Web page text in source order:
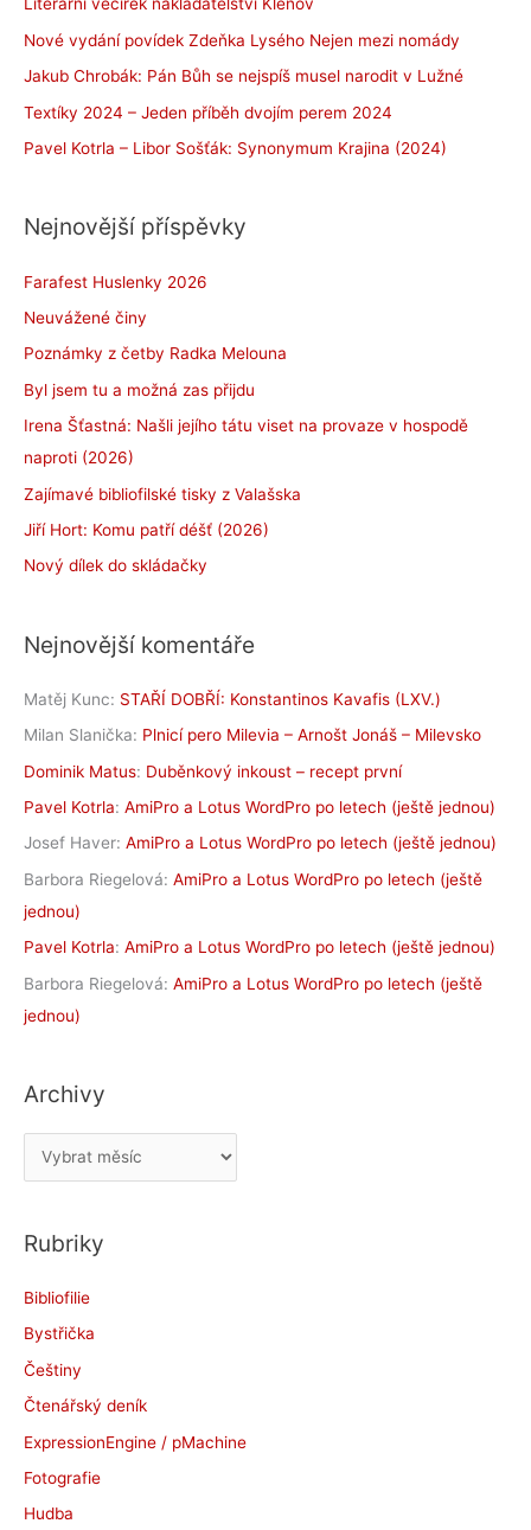
Literární večírek nakladatelství Klenov
Nové vydání povídek Zdeňka Lysého Nejen mezi nomády
Jakub Chrobák: Pán Bůh se nejspíš musel narodit v Lužné
Textíky 2024 – Jeden příběh dvojím perem 2024
Pavel Kotrla – Libor Sošťák: Synonymum Krajina (2024)
Nejnovější příspěvky
Farafest Huslenky 2026
Neuvážené činy
Poznámky z četby Radka Melouna
Byl jsem tu a možná zas přijdu
Irena Šťastná: Našli jejího tátu viset na provaze v hospodě
naproti (2026)
Zajímavé bibliofilské tisky z Valašska
Jiří Hort: Komu patří déšť (2026)
Nový dílek do skládačky
Nejnovější komentáře
Matěj Kunc: STAŘÍ DOBŘÍ: Konstantinos Kavafis (LXV.)
Milan Slanička: Plnicí pero Milevia – Arnošt Jonáš – Milevsko
Dominik Matus: Duběnkový inkoust – recept první
Pavel Kotrla: AmiPro a Lotus WordPro po letech (ještě jednou)
Josef Haver: AmiPro a Lotus WordPro po letech (ještě jednou)
Barbora Riegelová: AmiPro a Lotus WordPro po letech (ještě
jednou)
Pavel Kotrla: AmiPro a Lotus WordPro po letech (ještě jednou)
Barbora Riegelová: AmiPro a Lotus WordPro po letech (ještě
jednou)
Archivy
r
h
v
y
Rubriky
Bibliofilie
Bystřička
Češtiny
Čtenářský deník
ExpressionEngine / pMachine
Fotografie
Hudba